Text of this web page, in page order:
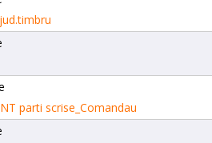
parti scrise_Comandau